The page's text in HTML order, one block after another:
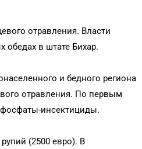
отравления. Власти
обедах в штате Бихар.
и бедного региона
отравления. По первым
инсектициды.
(2500 евро). В